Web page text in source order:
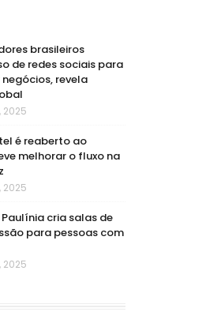
brasileiros
de redes sociais para
revela
2025
é reaberto ao
melhorar o fluxo na
2025
cria salas de
para pessoas com
2025